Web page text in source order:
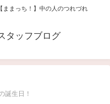
ままっち！】中の人のつれづれ
タッフブログ
誕生日！